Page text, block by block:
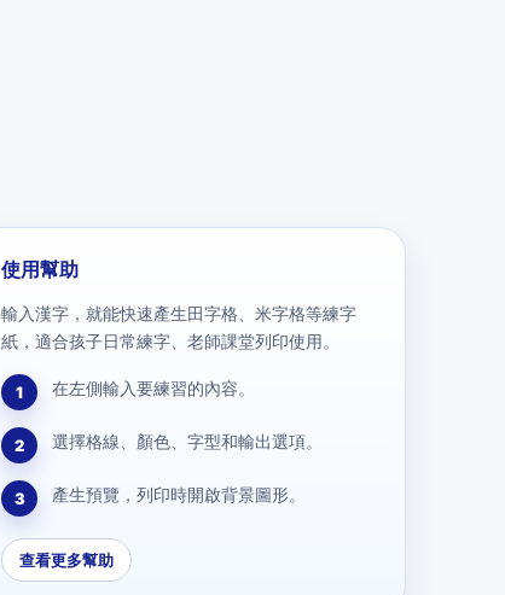
使用幫助
輸入漢字，就能快速產生田字格、米字格等練字
紙，適合孩子日常練字、老師課堂列印使用。
1 在左側輸入要練習的內容。
2 選擇格線、顏色、字型和輸出選項。
3 產生預覽，列印時開啟背景圖形。
查看更多幫助